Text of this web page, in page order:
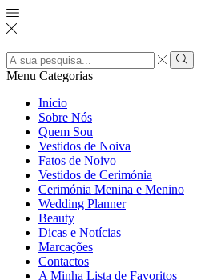
Search
input
Menu Categorias
Início
Sobre Nós
Quem Sou
Vestidos de Noiva
Fatos de Noivo
Vestidos de Cerimónia
Cerimónia Menina e Menino
Wedding Planner
Beauty
Dicas e Notícias
Marcações
Contactos
A Minha Lista de Favoritos